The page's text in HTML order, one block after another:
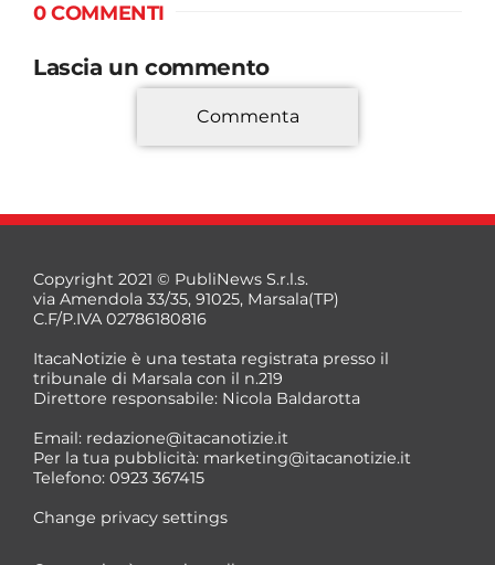
0 COMMENTI
Lascia un commento
*
*
Commenta
Copyright 2021 © PubliNews S.r.l.s.
via Amendola 33/35, 91025, Marsala(TP)
C.F/P.IVA 02786180816
ItacaNotizie è una testata registrata presso il
tribunale di Marsala con il n.219
Direttore responsabile: Nicola Baldarotta
Email: redazione@itacanotizie.it
Per la tua pubblicità: marketing@itacanotizie.it
Telefono: 0923 367415
Change privacy settings